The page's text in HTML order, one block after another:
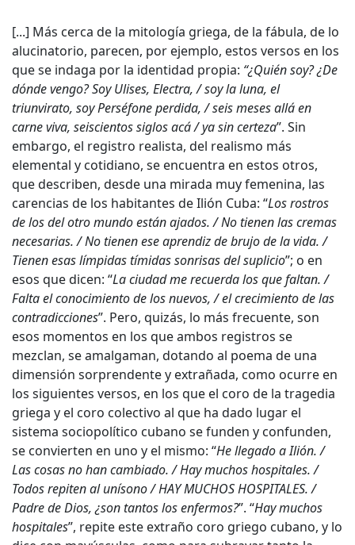
[...] Más cerca de la mitología griega, de la fábula, de lo
alucinatorio, parecen, por ejemplo, estos versos en los
que se indaga por la identidad propia: “¿Quién soy? ¿De
dónde vengo? Soy Ulises, Electra, / soy la luna, el
triunvirato, soy Perséfone perdida, / seis meses allá en
carne viva, seiscientos siglos acá / ya sin certeza”. Sin
embargo, el registro realista, del realismo más
elemental y cotidiano, se encuentra en estos otros,
que describen, desde una mirada muy femenina, las
carencias de los habitantes de Ilión Cuba: “Los rostros
de los del otro mundo están ajados. / No tienen las cremas
necesarias. / No tienen ese aprendiz de brujo de la vida. /
Tienen esas límpidas tímidas sonrisas del suplicio”; o en
esos que dicen: “La ciudad me recuerda los que faltan. /
Falta el conocimiento de los nuevos, / el crecimiento de las
contradicciones”. Pero, quizás, lo más frecuente, son
esos momentos en los que ambos registros se
mezclan, se amalgaman, dotando al poema de una
dimensión sorprendente y extrañada, como ocurre en
los siguientes versos, en los que el coro de la tragedia
griega y el coro colectivo al que ha dado lugar el
sistema sociopolítico cubano se funden y confunden,
se convierten en uno y el mismo: “He llegado a Ilión. /
Las cosas no han cambiado. / Hay muchos hospitales. /
Todos repiten al unísono / HAY MUCHOS HOSPITALES. /
Padre de Dios, ¿son tantos los enfermos?”. “Hay muchos
hospitales”, repite este extraño coro griego cubano, y lo